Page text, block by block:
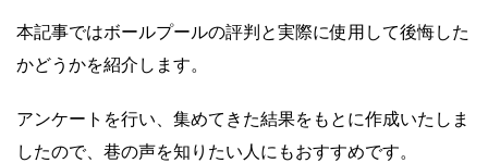
本記事ではボールプールの評判と実際に使用して後悔した
かどうかを紹介します。
アンケートを行い、集めてきた結果をもとに作成いたしま
したので、巷の声を知りたい人にもおすすめです。